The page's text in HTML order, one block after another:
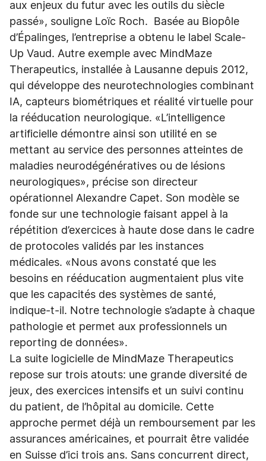
aux enjeux du futur avec les outils du siècle
passé», souligne Loïc Roch. Basée au Biopôle
d’Épalinges, l’entreprise a obtenu le label Scale-
Up Vaud. Autre exemple avec MindMaze
Therapeutics, installée à Lausanne depuis 2012,
qui développe des neurotechnologies combinant
IA, capteurs biométriques et réalité virtuelle pour
la rééducation neurologique. «L’intelligence
artificielle démontre ainsi son utilité en se
mettant au service des personnes atteintes de
maladies neurodégénératives ou de lésions
neurologiques», précise son directeur
opérationnel Alexandre Capet. Son modèle se
fonde sur une technologie faisant appel à la
répétition d’exercices à haute dose dans le cadre
de protocoles validés par les instances
médicales. «Nous avons constaté que les
besoins en rééducation augmentaient plus vite
que les capacités des systèmes de santé,
indique-t-il. Notre technologie s’adapte à chaque
pathologie et permet aux professionnels un
reporting de données».
La suite logicielle de MindMaze Therapeutics
repose sur trois atouts: une grande diversité de
jeux, des exercices intensifs et un suivi continu
du patient, de l’hôpital au domicile. Cette
approche permet déjà un remboursement par les
assurances américaines, et pourrait être validée
en Suisse d’ici trois ans. Sans concurrent direct,